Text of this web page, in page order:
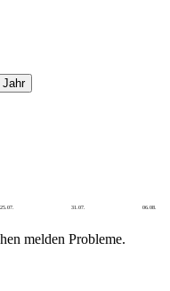
Jahr
25.07. 31.07. 06.08.
melden Probleme.